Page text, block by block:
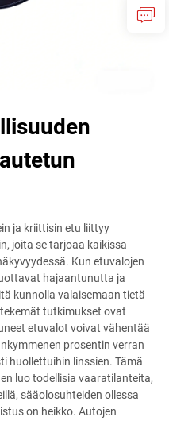
ja kriittisin etu liittyy
joita se tarjoaa kaikissa
Kun etuvalojen
hajaantunutta ja
kunnolla valaisemaan tietä
tutkimukset ovat
etuvalot voivat vähentää
prosentin verran
huollettuihin linssien. Tämä
luo todellisia vaaratilanteita,
sääolosuhteiden ollessa
on heikko. Autojen